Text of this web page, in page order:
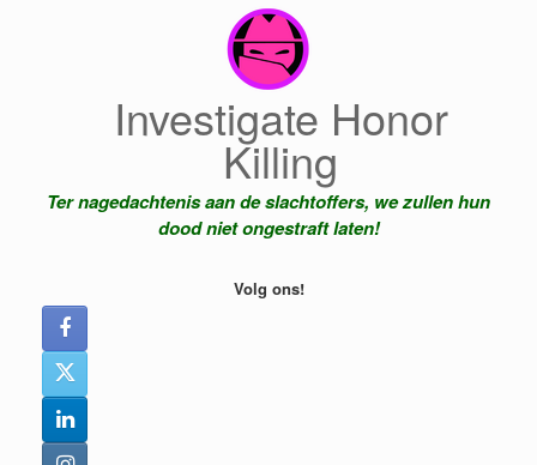
Investigate Honor
Killing
Ter nagedachtenis aan de slachtoffers, we zullen hun
dood niet ongestraft laten!
Volg ons!